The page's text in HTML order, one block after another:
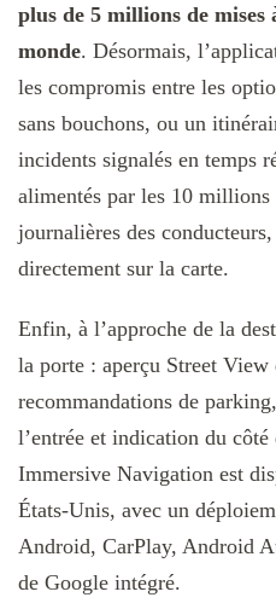
plus de 5 millions de
monde. Désormais,
les compromis entre les
sans bouchons, ou un
incidents signalés en temps
alimentés par les 10
journalières des
directement sur la carte.
Enfin, à l’approche de la
la porte : aperçu Street View
recommandations de
l’entrée et indication du
Immersive Navigation est
États-Unis, avec un
Android, CarPlay, Android
de Google intégré.